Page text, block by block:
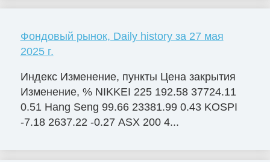
Фондовый рынок, Daily history за 27 мая
2025 г.
Индекс Изменение, пункты Цена закрытия
Изменение, % NIKKEI 225 192.58 37724.11
0.51 Hang Seng 99.66 23381.99 0.43 KOSPI
-7.18 2637.22 -0.27 ASX 200 4...